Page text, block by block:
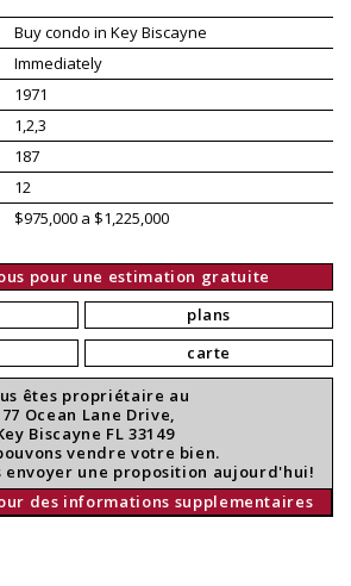
Buy condo in Key Biscayne
Immediately
1971
1,2,3
187
12
$975,000 a $1,225,000
pour une estimation gratuite
plans
carte
êtes propriétaire au
Ocean Lane Drive,
Biscayne FL 33149
vendre votre bien.
envoyer une proposition aujourd'hui!
des informations supplementaires